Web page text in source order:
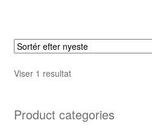
Viser 1 resultat
Product categories